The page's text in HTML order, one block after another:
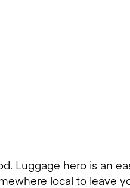
Luggage hero is an
local to leave